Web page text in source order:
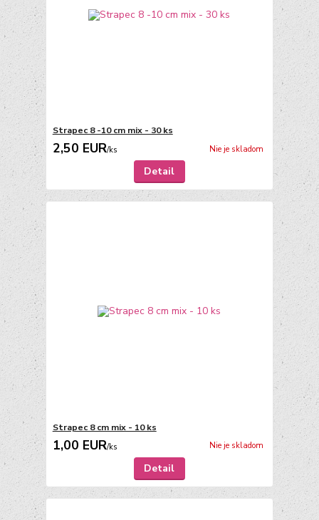
Strapec 8 -10 cm mix - 30 ks
2,50 EUR/ks Nie je skladom
Detail
Strapec 8 cm mix - 10 ks
1,00 EUR/ks Nie je skladom
Detail